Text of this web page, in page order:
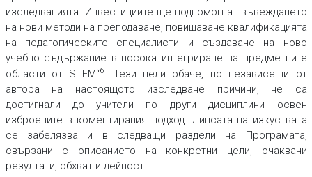
изследванията. Инвестициите ще подпомогнат въвеждането
на нови методи на преподаване, повишаване квалификацията
на педагогическите специалисти и създаване на ново
учебно съдържание в посока интегриране на предметните
области от STEM“6. Тези цели обаче, по независещи от
автора на настоящото изследване причини, не са
достигнали до учители по други дисциплини освен
изброените в коментирания подход. Липсата на изкуствата
се забелязва и в следващи раздели на Програмата,
свързани с описанието на конкретни цели, очаквани
резултати, обхват и дейност.